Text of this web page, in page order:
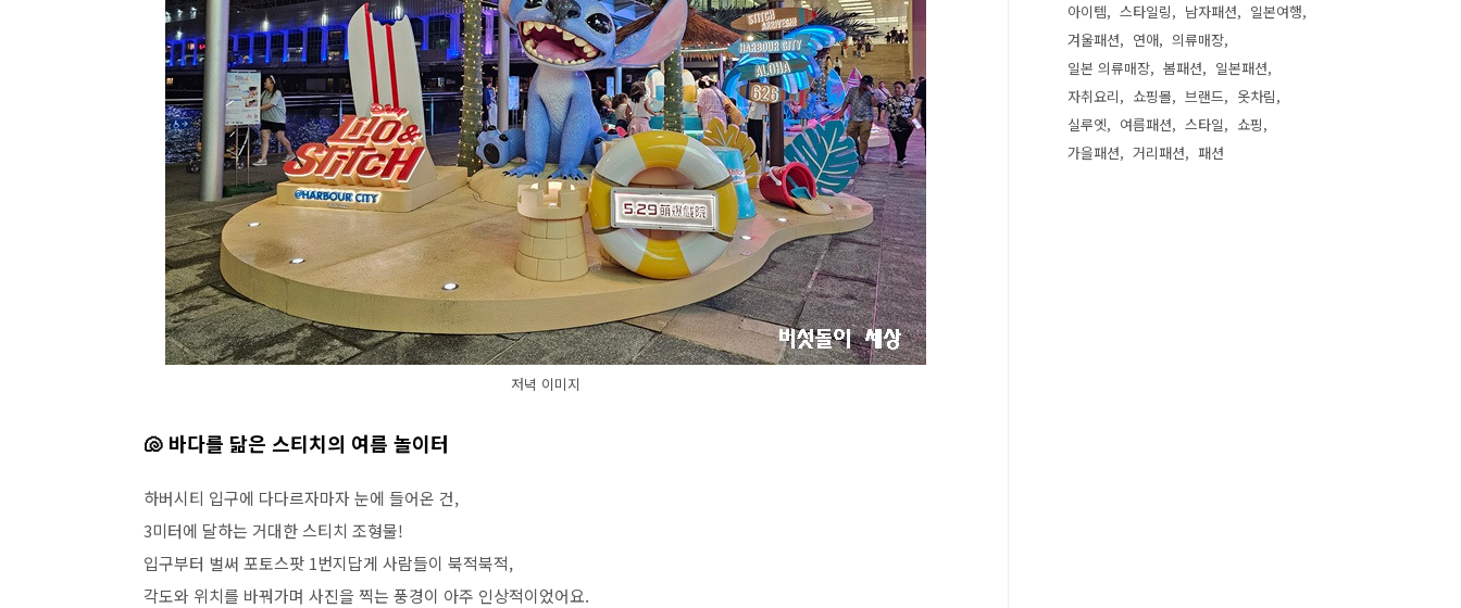
저녁 이미지
🐚 바다를 닮은 스티치의 여름 놀이터
하버시티 입구에 다다르자마자 눈에 들어온 건,
3미터에 달하는 거대한 스티치 조형물!
입구부터 벌써 포토스팟 1번지답게 사람들이 북적북적,
각도와 위치를 바꿔가며 사진을 찍는 풍경이 아주 인상적이었어요.
아이템
스타일링 남자패션
일본여행
겨울패션
연애
의류매장
일본 의류매장
봄패션
일본패션
자취요리
쇼핑몰 브랜드
옷차림
실루엣
여름패션 스타일
쇼핑
가을패션
거리패션 패션